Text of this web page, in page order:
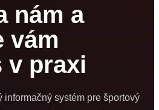
nám a
vám
v praxi
informačný systém pre športový